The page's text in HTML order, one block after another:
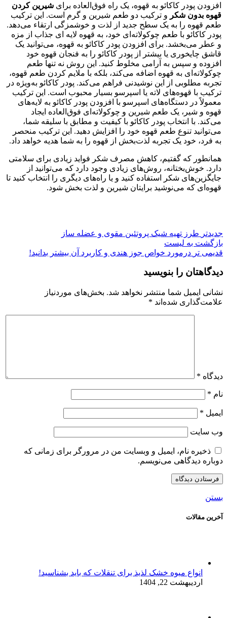
افزودن پودر کاکائو به قهوه، یک راه فوق‌العاده برای شیرین کردن
قهوه بدون شکر و ترکیب دو طعم شیرین و گرم است. این ترکیب
طعم قهوه را به یک سطح جدید از لذت و خوشمزگی ارتقاء می‌دهد.
پودر کاکائو با طعم چوکولاته‌ای خود، به قهوه لایه ای جذاب از مزه
و عطر می‌بخشد. برای افزودن پودر کاکائو به قهوه، می‌توانید یک
قاشق چایخوری یا بیشتر از پودر کاکائو را به فنجان قهوه خود
افزوده و سپس به آرامی مخلوط کنید. این روش نه تنها طعم
چوکولاته‌ای به قهوه اضافه می‌کند، بلکه با ملایم کردن طعم قهوه،
تجربه مطلوبی از این نوشیدنی فراهم می‌کند. پودر کاکائو به‌ویژه در
ترکیب با قهوه‌های لاته یا اسپرسو بسیار محبوب است. این ترکیب
معمولاً در دستگاه‌های اسپرسو با افزودن پودر کاکائو به لایه‌های
قهوه و شیر، یک طعم شیرین و چوکولاته‌ای فوق‌العاده ایجاد
می‌کند. با انتخاب پودر کاکائو با کیفیت و مطابق با سلیقه شما،
می‌توانید تنوع طعم قهوه خود را افزایش دهید. این ترکیب منحصر
به فرد، خود یک تجربه لذت‌بخش از قهوه را به شما هدیه خواهد داد.
همانطور که گفتیم، کاهش مصرف شکر فواید زیادی برای سلامتی
دارد. خوش‌بختانه، روش‌های زیادی وجود دارد که می‌توانید از
جایگزین‌های شکر استفاده کنید و یا راه‌های دیگری را انتخاب کنید تا
قهوه‌ای که می‌نوشید برایتان شیرین و لذت بخش شود.
جدیدتر طرز تهیه شیک پروتئین مقوی و عضله ساز
بازگشت به لیست
قدیمی تر درمورد خواص جوز هندی و کاربرد آن بیشتر بدانید!
دیدگاهتان را بنویسید
نشانی ایمیل شما منتشر نخواهد شد. بخش‌های موردنیاز
علامت‌گذاری شده‌اند *
دیدگاه *
نام *
ایمیل *
وب‌ سایت
ذخیره نام، ایمیل و وبسایت من در مرورگر برای زمانی که
دوباره دیدگاهی می‌نویسم.
بستن
آخرین مقالات
انواع میوه خشک لذیذ برای تنقلات که باید بشناسید!
اردیبهشت 22, 1404